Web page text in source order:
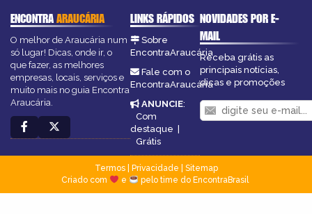
ENCONTRAARAUCÁRIA
O melhor de Araucária num
só lugar! Dicas, onde ir, o
que fazer, as melhores
empresas, locais, serviços e
muito mais no guia Encontra
Araucária.
LINKS RÁPIDOS
Sobre
EncontraAraucária
Fale com o
EncontraAraucária
ANUNCIE:
Com
destaque
Grátis
NOVIDADES POR E-
MAIL
Receba grátis as
principais notícias,
dicas e promoções
Termos| Privacidade
Sitemap
Criado com
e pelo time do EncontraBrasil